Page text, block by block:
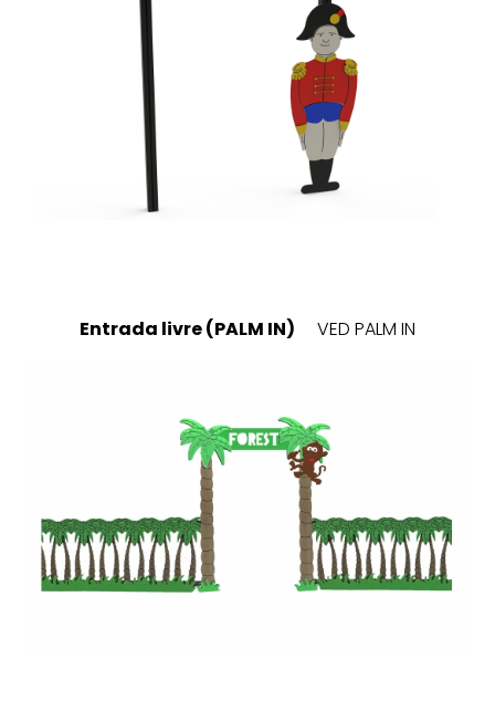
Entrada livre (PALM IN) VED PALM IN